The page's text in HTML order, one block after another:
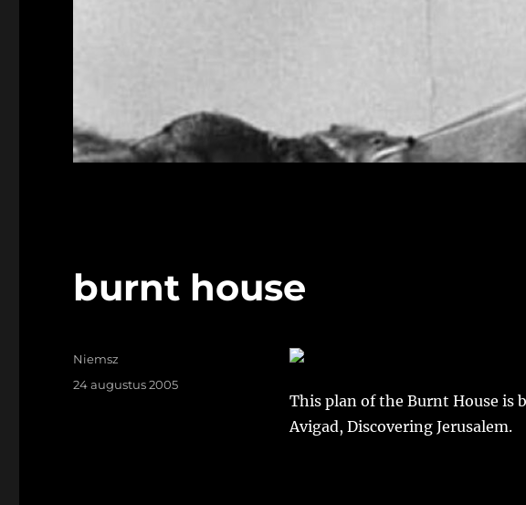
burnt house
This plan of the Burnt House is
Avigad, Discovering Jerusalem.
Auteur
Niemsz
Geplaatst
24 augustus 2005